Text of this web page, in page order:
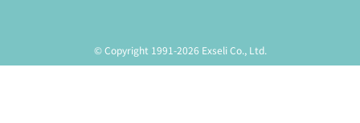
© Copyright 1991-2026 Exseli Co., Ltd.